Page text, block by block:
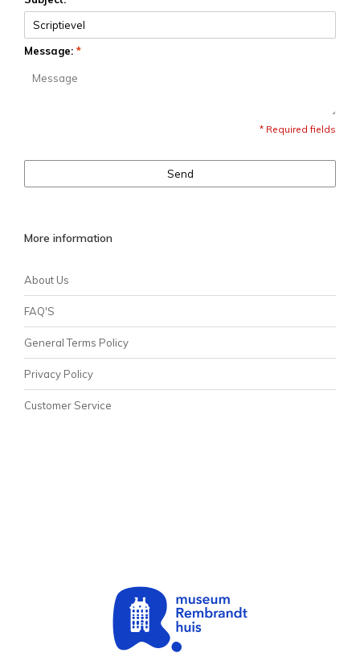
Message: *
* Required fields
Send
More information
About Us
FAQ'S
General Terms Policy
Privacy Policy
Customer Service